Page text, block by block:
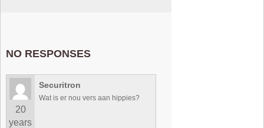
NO RESPONSES
20
years
Securitron
Wat is er nou vers aan hippies?